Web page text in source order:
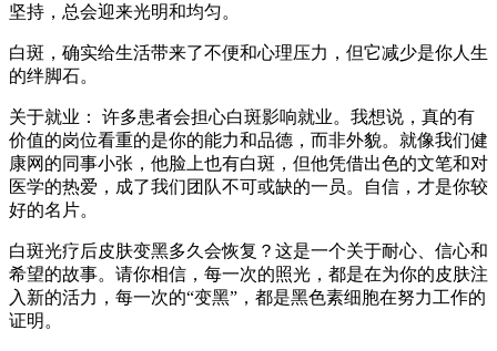
坚持，总会迎来光明和均匀。
白斑，确实给生活带来了不便和心理压力，但它减少是你人生
的绊脚石。
关于就业： 许多患者会担心白斑影响就业。我想说，真的有
价值的岗位看重的是你的能力和品德，而非外貌。就像我们健
康网的同事小张，他脸上也有白斑，但他凭借出色的文笔和对
医学的热爱，成了我们团队不可或缺的一员。自信，才是你较
好的名片。
白斑光疗后皮肤变黑多久会恢复？这是一个关于耐心、信心和
希望的故事。请你相信，每一次的照光，都是在为你的皮肤注
入新的活力，每一次的“变黑”，都是黑色素细胞在努力工作的
证明。